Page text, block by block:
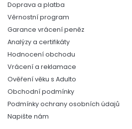
Doprava a platba
Věrnostní program
Garance vrácení peněz
Analýzy a certifikáty
Hodnocení obchodu
Vrácení a reklamace
Ověření věku s Adulto
Obchodní podmínky
Podmínky ochrany osobních údajů
Napište nám